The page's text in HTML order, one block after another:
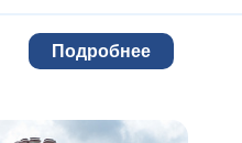
Подробнее